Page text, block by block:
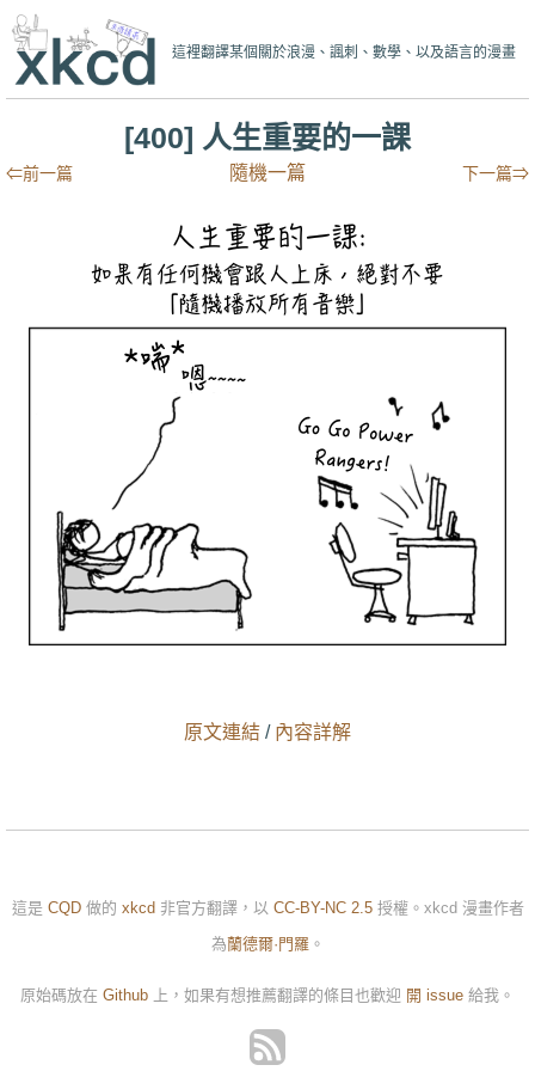
這裡翻譯某個關於浪漫、諷刺、數學、以及語言的漫畫
[400] 人生重要的一課
⇐前一篇 隨機一篇 下一篇⇒
原文連結 / 內容詳解
這是 CQD做的 xkcd 非官方翻譯，以 CC-BY-NC 2.5授權。xkcd 漫畫作者
為蘭德爾·門羅。
原始碼放在 Github 上，如果有想推薦翻譯的條目也歡迎 開 issue 給我。